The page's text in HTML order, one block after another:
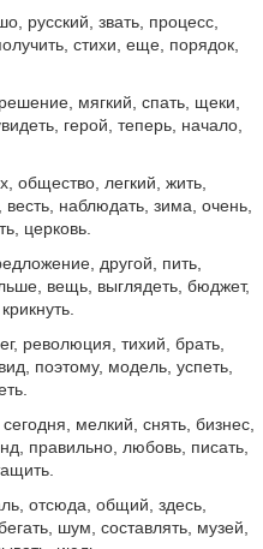
русский, звать, процесс,
стихи, еще, порядок,
мягкий, спать, щеки,
герой, теперь, начало,
общество, легкий, жить,
наблюдать, зима, очень,
церковь.
другой, пить,
вещь, выглядеть, бюджет,
революция, тихий, брать,
поэтому, модель, успеть,
мелкий, снять, бизнес,
правильно, любовь, писать,
отсюда, общий, здесь,
шум, составлять, музей,